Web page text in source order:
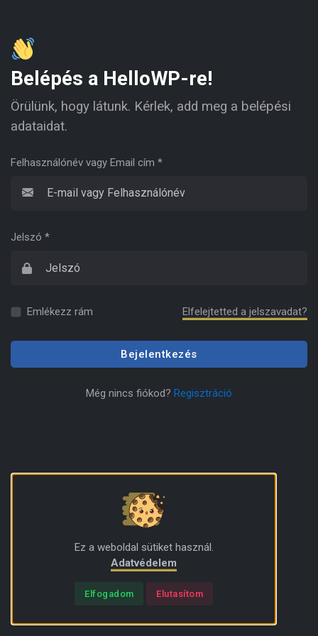
Belépés a HelloWP-re!
Örülünk, hogy látunk. Kérlek, add meg a belépési
adataidat.
Felhasználónév vagy Email cím *
Jelszó *
Emlékezz rám Elfelejtetted a jelszavadat?
Bejelentkezés
Még nincs fiókod? Regisztráció
Ez a weboldal sütiket használ.
Adatvédelem
Elfogadom Elutasítom